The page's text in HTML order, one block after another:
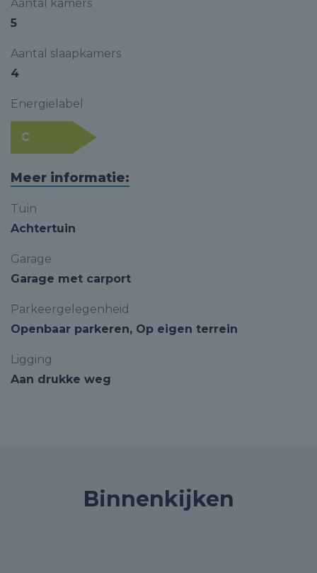
Aantal kamers
5
Aantal slaapkamers
4
Energielabel
C
Meer informatie:
Tuin
Achtertuin
Garage
Garage met carport
Parkeergelegenheid
Openbaar parkeren, Op eigen terrein
Ligging
Aan drukke weg
Binnenkijken